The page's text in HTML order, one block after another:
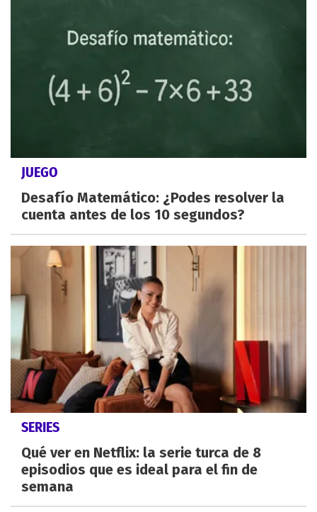
JUEGO
Desafío Matemático: ¿Podes resolver la
cuenta antes de los 10 segundos?
SERIES
Qué ver en Netflix: la serie turca de 8
episodios que es ideal para el fin de
semana